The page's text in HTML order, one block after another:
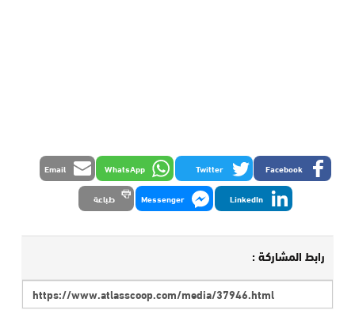
Facebook
Twitter
WhatsApp
Email
LinkedIn
Messenger طباعة
رابط المشاركة :